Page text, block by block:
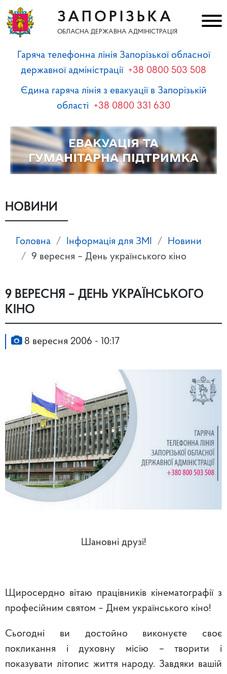
ЗАПОРІЗЬКА
ОБЛАСНА ДЕРЖАВНА АДМІНІСТРАЦІЯ
Гаряча телефонна лінія Запорізької обласної
державної адміністрації +38 0800 503 508
Єдина гаряча лінія з евакуації в Запорізькій
області +38 0800 331 630
НОВИНИ
Головна Інформація для ЗМІ
Новини
9 вересня – День українського кіно
9 ВЕРЕСНЯ – ДЕНЬ УКРАЇНСЬКОГО
КІНО
8 вересня 2006 - 10:17
Шановні друзі!
Щиросердно вітаю працівників кінематографії з
професійним святом – Днем українського кіно!
Сьогодні ви достойно виконуєте своє
покликання і духовну місію – творити і
показувати літопис життя народу. Завдяки вашій